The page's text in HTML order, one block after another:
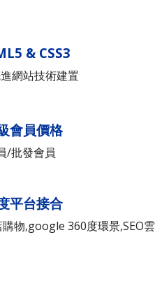
& CSS3
網站技術建置
會員價格
/批發會員
平台接合
物,google 360度環景,SEO雲